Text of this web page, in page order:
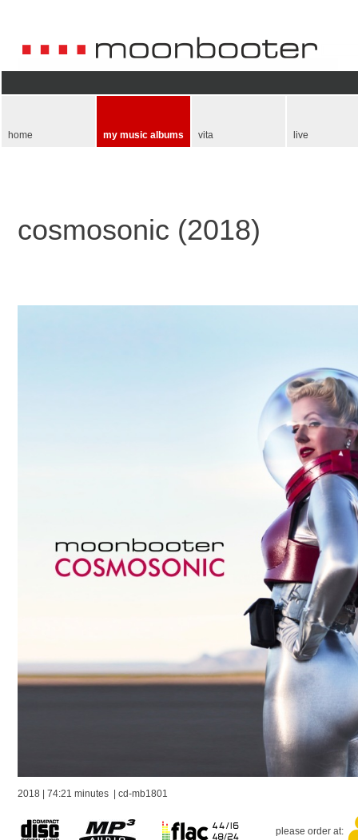
home my music albums vita live
cosmosonic (2018)
2018 | 74:21 minutes | cd-mb1801
please order at: